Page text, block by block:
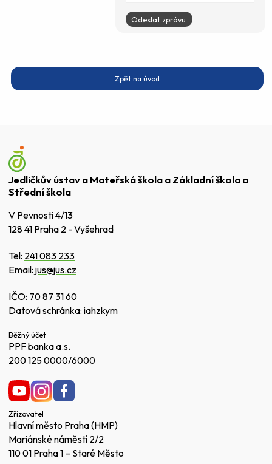
Zpět na úvod
Jedličkův ústav a Mateřská škola a Základní škola a
Střední škola
V Pevnosti 4/13
128 41 Praha 2 - Vyšehrad
Tel: 241 083 233
Email: jus@jus.cz
IČO: 70 87 31 60
Datová schránka: iahzkym
Běžný účet
PPF banka a.s.
200 125 0000/6000
Zřizovatel
Hlavní město Praha (HMP)
Mariánské náměstí 2/2
110 01 Praha 1 – Staré Město